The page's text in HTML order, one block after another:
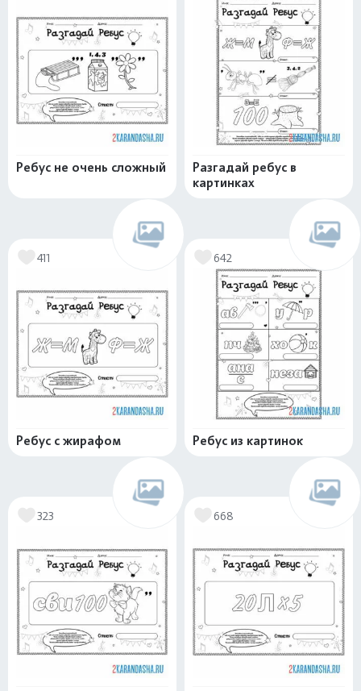
Ребус не очень сложный
Разгадай ребус в
картинках
411
Ребус с жирафом
642
Ребус из картинок
323 668